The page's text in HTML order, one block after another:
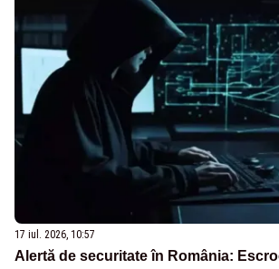
17 iul. 2026, 10:57
Alertă de securitate în România: